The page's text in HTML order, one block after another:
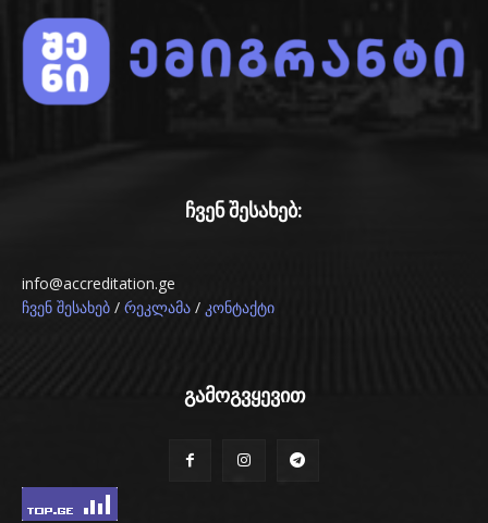
ჩვენ შესახებ:
info@accreditation.ge
ჩვენ შესახებ / რეკლამა / კონტაქტი
გამოგვყევით